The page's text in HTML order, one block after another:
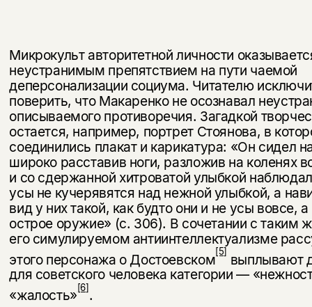
Микрокульт авторитетной личности
неустранимым препят­ствием на пути чаемой
деперсонализации социума. Читателю
поверить, что Макаренко не осознавал
описываемого противоречия. Загадкой
остается, например, портрет Стоя­нова, в
соединились плакат и карикатура: «Он сидел
широко расставив ноги, разложив на коленях
и со сдер­жанной хитроватой улыбкой
усы не кучерявятся над нежной улыбкой, а
вид у них такой, как будто они и не усы вовсе,
острое оружие» (с. 306). В сочетании с таким
его симулируемом антиинтеллектуализме
этого пер­сонажа о Достоевском[5] выплывают
для советского человека ка­тегории —
«жалость»[6].